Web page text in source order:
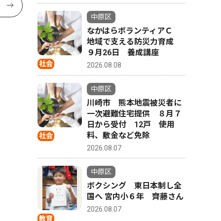
社会
中原区
なかはらボランティアＣ
地域で支える防災力育成
９月26日 養成講座
2026.08.08
社会
中原区
川崎市 熊本地震被災者に
一次避難住宅提供 ８月７
日から受付 12戸 使用
料、敷金など免除
2026.08.07
教育
中原区
ボクシング 東日本制し全
国へ 宮内小６年 齊藤さん
2026.08.07